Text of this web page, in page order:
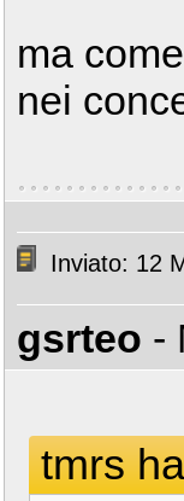
ma
nei
Inviato: 12
gsrteo -
tmrs